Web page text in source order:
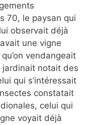
70, le paysan qui
observait déjà
une vigne
vendangeait
notait des
qui s’intéressait
constatait
celui qui
voyait déjà